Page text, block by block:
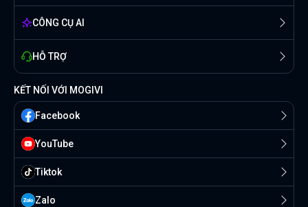
CÔNG CỤ AI
HỖ TRỢ
KẾT NỐI VỚI MOGIVI
Facebook
YouTube
Tiktok
Zalo